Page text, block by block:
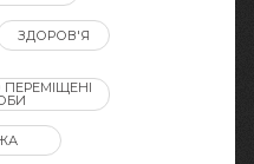
ЗДОРОВ'Я